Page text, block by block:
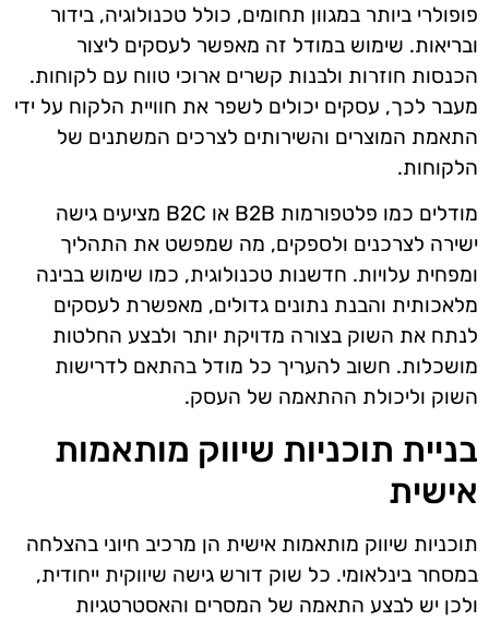
פופולרי ביותר במגוון תחומים, כולל טכנולוגיה, בידור
ובריאות. שימוש במודל זה מאפשר לעסקים ליצור
הכנסות חוזרות ולבנות קשרים ארוכי טווח עם לקוחות.
מעבר לכך, עסקים יכולים לשפר את חוויית הלקוח על ידי
התאמת המוצרים והשירותים לצרכים המשתנים של
הלקוחות.
מודלים כמו פלטפורמות B2B או B2C מציעים גישה
ישירה לצרכנים ולספקים, מה שמפשט את התהליך
ומפחית עלויות. חדשנות טכנולוגית, כמו שימוש בבינה
מלאכותית והבנת נתונים גדולים, מאפשרת לעסקים
לנתח את השוק בצורה מדויקת יותר ולבצע החלטות
מושכלות. חשוב להעריך כל מודל בהתאם לדרישות
השוק וליכולת ההתאמה של העסק.
בניית תוכניות שיווק מותאמות
אישית
תוכניות שיווק מותאמות אישית הן מרכיב חיוני בהצלחה
במסחר בינלאומי. כל שוק דורש גישה שיווקית ייחודית,
ולכן יש לבצע התאמה של המסרים והאסטרטגיות